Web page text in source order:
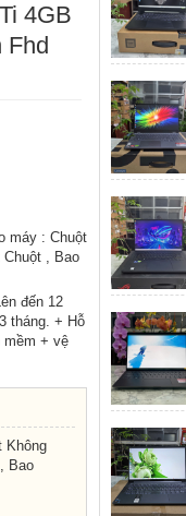
4GB
Fhd
máy : Chuột
Chuột , Bao
đến 12
tháng. + Hỗ
mềm + vệ
Không
Bao